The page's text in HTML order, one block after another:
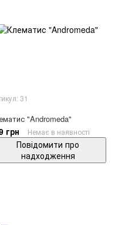
31
"Andromeda"
грн Немає в наявності
Повідомити про
надходження